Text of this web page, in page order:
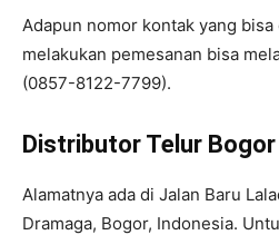
Adapun nomor kontak yang
melakukan pemesanan bisa
(0857-8122-7799).
Distributor Telur Bogor
Alamatnya ada di Jalan Baru
Dramaga, Bogor, Indonesia.